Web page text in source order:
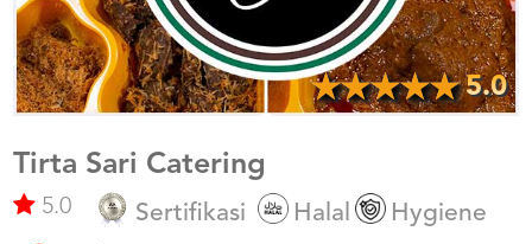
US
CATERERS
BLOG
TERMS
CONDITIONS
CALL
5.0
Tirta Sari Catering
5.0 Sertifikasi Halal Hygiene